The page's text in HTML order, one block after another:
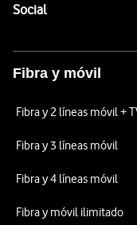
SocialEnlaces a las
Fibra y móvil
Fibra y 2 líneas móvil +
Fibra y 3 líneas móvil
Fibra y 4 líneas móvil
Fibra y móvil ilimitado